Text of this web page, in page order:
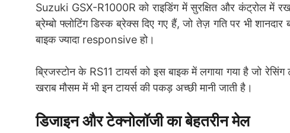
Suzuki GSX-R1000R को राइडिंग में सुरक्षित और कंट्रोल में
ब्रेम्बो फ्लोटिंग डिस्क ब्रेक्स दिए गए हैं, जो तेज़ गति पर भी
बाइक ज्यादा responsive हो।
ब्रिजस्टोन के RS11 टायर्स को इस बाइक में लगाया गया है जो
खराब मौसम में भी इन टायर्स की पकड़ अच्छी मानी जाती है।
डिजाइन और टेक्नोलॉजी का बेहतरीन मेल